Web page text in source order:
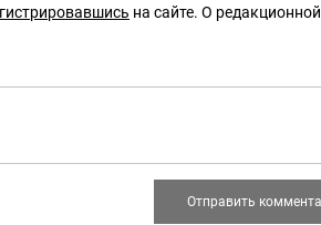
на сайте. О редакционной